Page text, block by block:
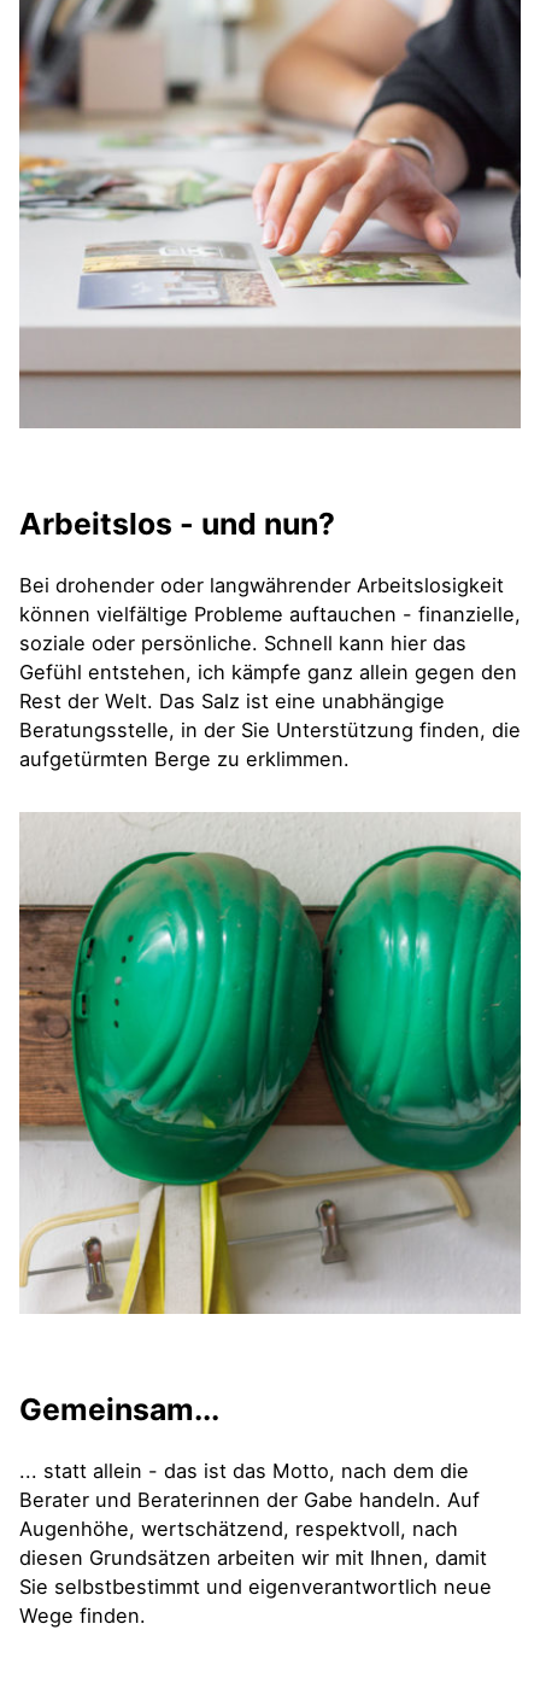
Arbeitslos - und nun?
Bei drohender oder langwährender Arbeitslosigkeit
können vielfältige Probleme auftauchen - finanzielle,
soziale oder persönliche. Schnell kann hier das
Gefühl entstehen, ich kämpfe ganz allein gegen den
Rest der Welt. Das Salz ist eine unabhängige
Beratungsstelle, in der Sie Unterstützung finden, die
aufgetürmten Berge zu erklimmen.
Gemeinsam...
... statt allein - das ist das Motto, nach dem die
Berater und Beraterinnen der Gabe handeln. Auf
Augenhöhe, wertschätzend, respektvoll, nach
diesen Grundsätzen arbeiten wir mit Ihnen, damit
Sie selbstbestimmt und eigenverantwortlich neue
Wege finden.